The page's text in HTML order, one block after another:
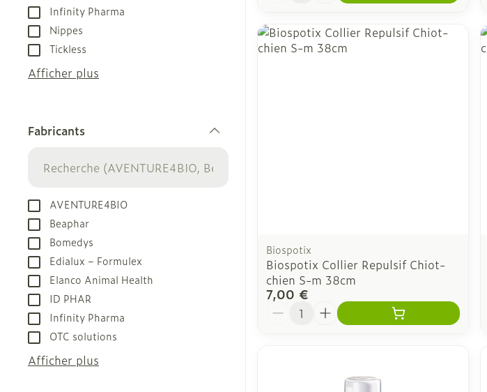
Infinity Pharma
Nippes
Tickless
Afficher plus
Fabricants
AVENTURE4BIO
Beaphar
Bomedys
Edialux – Formulex
Elanco Animal Health
ID PHAR
Infinity Pharma
OTC solutions
Afficher plus
Biospotix
Biospotix Collier Repulsif Chiot-
chien S-m 38cm
7,00 €
Quantité